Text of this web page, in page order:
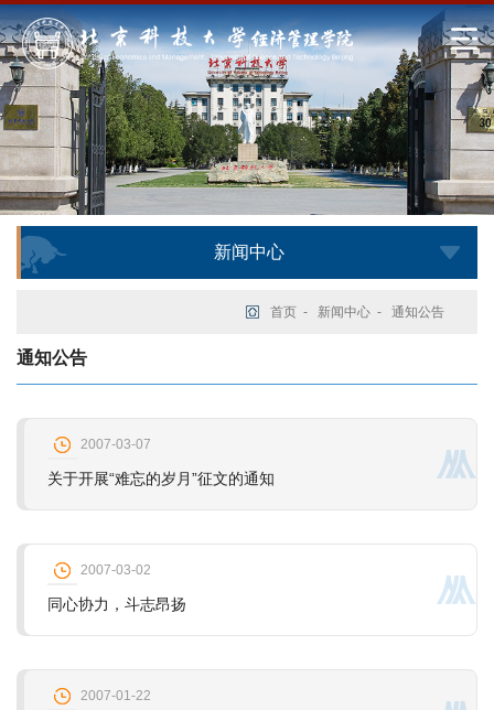
新闻中心
首页 - 新闻中心 - 通知公告
通知公告
2007-03-07
关于开展“难忘的岁月”征文的通知
2007-03-02
同心协力，斗志昂扬
2007-01-22